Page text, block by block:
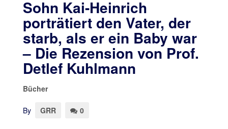
Sohn Kai-Heinrich
porträtiert den Vater, der
starb, als er ein Baby war
– Die Rezension von Prof.
Detlef Kuhlmann
Bücher
By GRR 0